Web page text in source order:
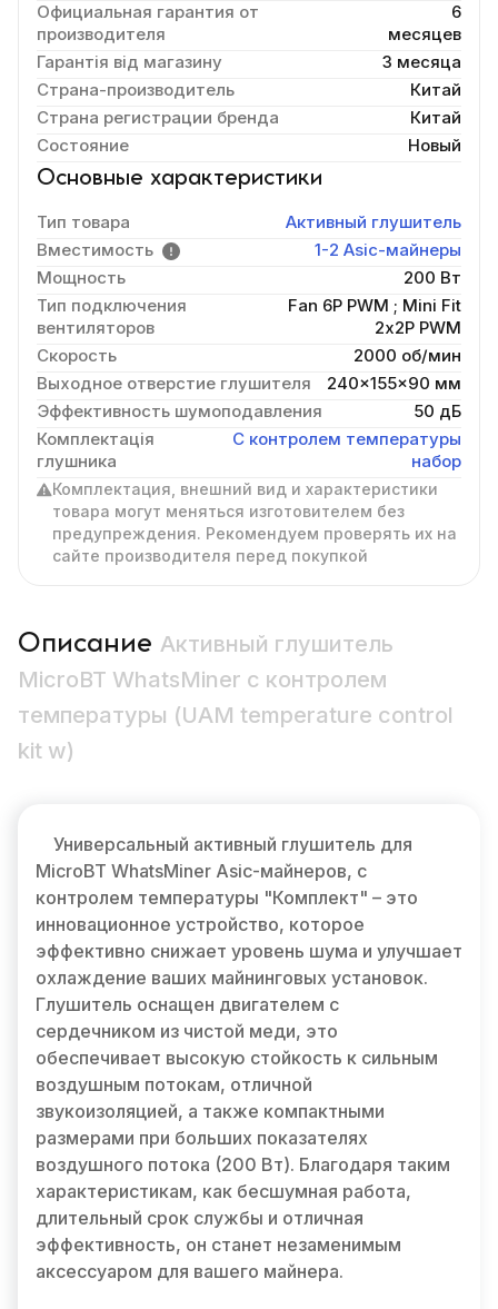
Официальная гарантия от
производителя
6
месяцев
Гарантія від магазину
3 месяца
Страна-производитель
Китай
Страна регистрации бренда
Китай
Состояние
Новый
Основные характеристики
Тип товара
Активный глушитель
Вместимость
1-2 Asic-майнеры
Мощность
200 Вт
Тип подключения
вентиляторов
Fan 6P PWM ; Mini Fit
2х2P PWM
Скорость
2000 об/мин
Выходное отверстие глушителя
240x155x90 мм
Эффективность шумоподавления
50 дБ
Комплектація
глушника
С контролем температуры
набор
Комплектация, внешний вид и характеристики
товара могут меняться изготовителем без
предупреждения. Рекомендуем проверять их на
сайте производителя перед покупкой
Описание Активный глушитель
MicroBT WhatsMiner с контролем
температуры (UAM temperature control
kit w)
Универсальный активный глушитель для
MicroBT WhatsMiner Asic-майнеров, с
контролем температуры "Комплект" – это
инновационное устройство, которое
эффективно снижает уровень шума и улучшает
охлаждение ваших майнинговых установок.
Глушитель оснащен двигателем с
сердечником из чистой меди, это
обеспечивает высокую стойкость к сильным
воздушным потокам, отличной
звукоизоляцией, а также компактными
размерами при больших показателях
воздушного потока (200 Вт). Благодаря таким
характеристикам, как бесшумная работа,
длительный срок службы и отличная
эффективность, он станет незаменимым
аксессуаром для вашего майнера.